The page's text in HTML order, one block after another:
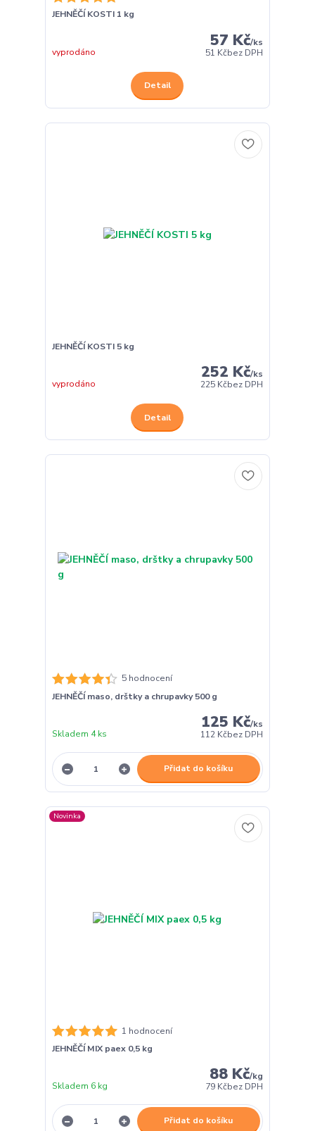
JEHNĚČÍ KOSTI 1 kg
57 Kč/ks
51 Kčbez DPH
vyprodáno
Detail
JEHNĚČÍ KOSTI 5 kg
252 Kč/ks
225 Kčbez DPH
vyprodáno
Detail
5 hodnocení
JEHNĚČÍ maso, drštky a chrupavky 500 g
125 Kč/ks
112 Kčbez DPH
Skladem 4 ks
Přidat do košíku
Novinka
1 hodnocení
JEHNĚČÍ MIX paex 0,5 kg
88 Kč/kg
79 Kčbez DPH
Skladem 6 kg
Přidat do košíku